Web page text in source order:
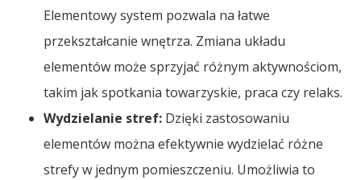
Elementowy system pozwala na łatwe
przekształcanie wnętrza. Zmiana układu
elementów może sprzyjać różnym aktywnościom,
takim jak spotkania towarzyskie, praca czy relaks.
Wydzielanie stref: Dzięki zastosowaniu
elementów można efektywnie wydzielać różne
strefy w jednym pomieszczeniu. Umożliwia to